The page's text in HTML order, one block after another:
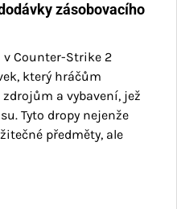
zásobovacího
v Counter-Strike 2
který hráčům
a vybavení, jež
Tyto dropy nejenže
předměty, ale